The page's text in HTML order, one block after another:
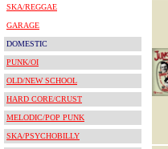
SKA/REGGAE
GARAGE
DOMESTIC
PUNK/OI
OLD/NEW SCHOOL
HARD CORE/CRUST
MELODIC/POP PUNK
SKA/PSYCHOBILLY